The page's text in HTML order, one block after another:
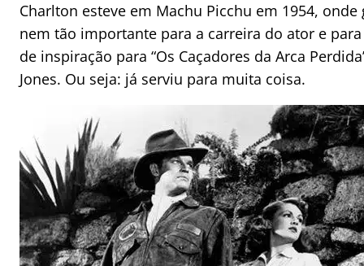
Charlton esteve em Machu Picchu em 1954,
nem tão importante para a carreira do ator e
de inspiração para “Os Caçadores da Arca
Jones. Ou seja: já serviu para muita coisa.